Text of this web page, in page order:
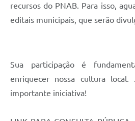
Agenda
Notícias
Briefing de Ações, Divulgações e Eventos
recursos do PNAB. Para isso,
editais municipais, que serão
Sua participação é
enriquecer nossa cultura
importante iniciativa!